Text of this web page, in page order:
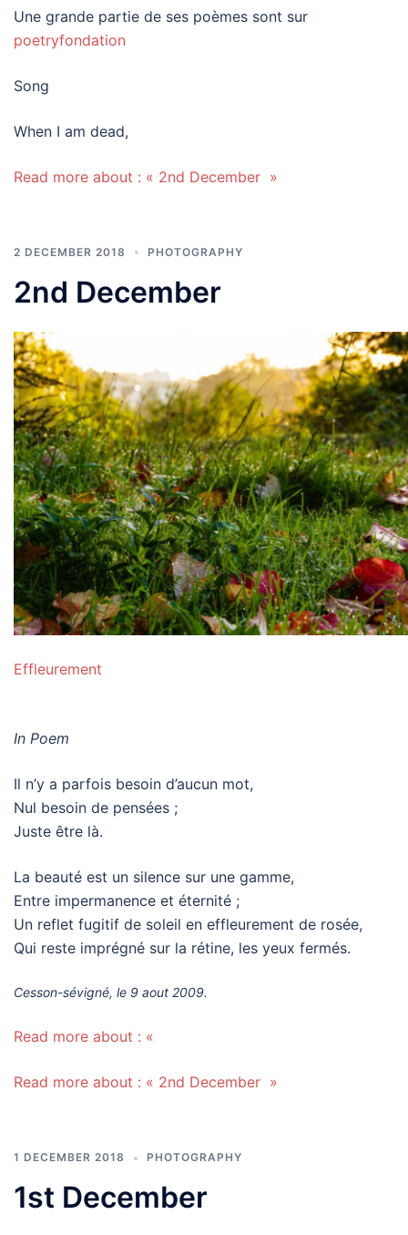
Une grande partie de ses poèmes sont sur
poetryfondation
Song
When I am dead,
Read more about : « 2nd December »
2 DECEMBER 2018 PHOTOGRAPHY
2nd December
Effleurement
In Poem
Il n’y a parfois besoin d’aucun mot,
Nul besoin de pensées ;
Juste être là.
La beauté est un silence sur une gamme,
Entre impermanence et éternité ;
Un reflet fugitif de soleil en effleurement de rosée,
Qui reste imprégné sur la rétine, les yeux fermés.
Cesson-sévigné, le 9 aout 2009.
Read more about : «
Read more about : « 2nd December »
1 DECEMBER 2018 PHOTOGRAPHY
1st December